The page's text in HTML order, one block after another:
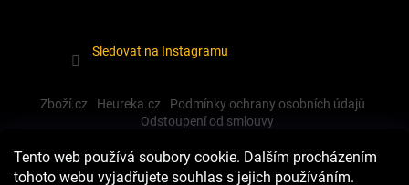
Tento web používá soubory cookie. Dalším procházením
tohoto webu vyjadřujete souhlas s jejich používáním.
Sledovat na Instagramu
Zboží.cz Heureka.cz
Podmínky ochrany osobních údajů
Odstoupení od smlouvy